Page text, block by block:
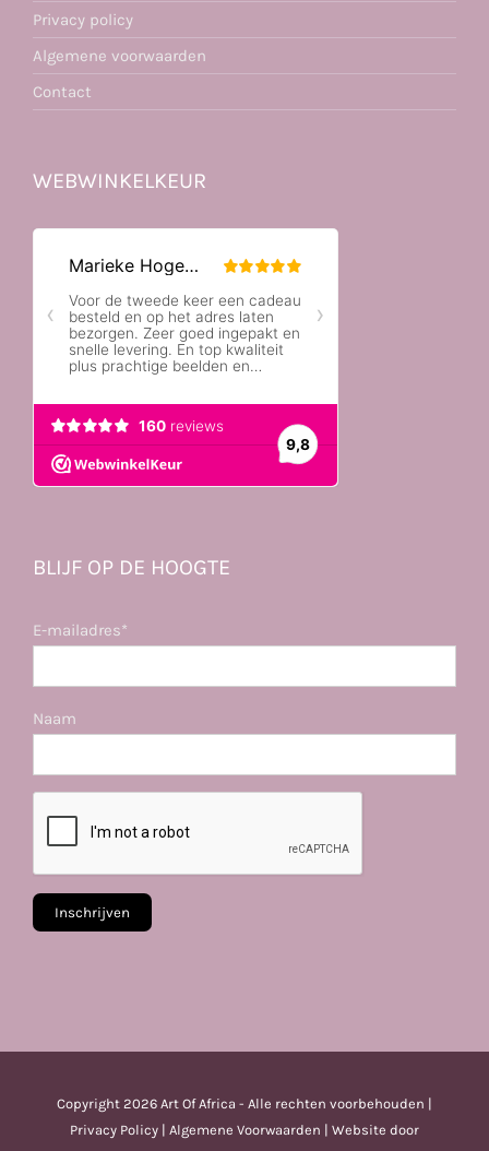
Privacy policy
Algemene voorwaarden
Contact
WEBWINKELKEUR
BLIJF OP DE HOOGTE
E-mailadres*
Naam
Copyright 2026 Art Of Africa - Alle rechten voorbehouden |
Privacy Policy | Algemene Voorwaarden | Website door